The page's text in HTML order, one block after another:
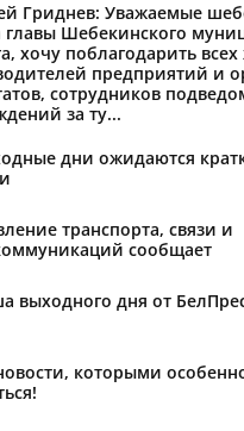
Гриднев: Уважаемые
главы Шебекинского
хочу поблагодарить
предприятий и
сотрудников
за ту...
дни ожидаются
транспорта, связи и
сообщает
выходного дня от
которыми